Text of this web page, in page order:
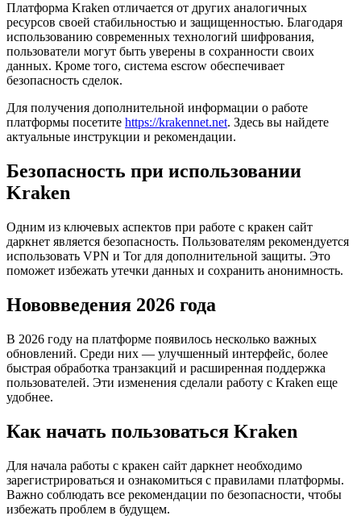
Платформа Kraken отличается от других аналогичных
ресурсов своей стабильностью и защищенностью. Благодаря
использованию современных технологий шифрования,
пользователи могут быть уверены в сохранности своих
данных. Кроме того, система escrow обеспечивает
безопасность сделок.
Для получения дополнительной информации о работе
платформы посетите https://krakennet.net. Здесь вы найдете
актуальные инструкции и рекомендации.
Безопасность при использовании
Kraken
Одним из ключевых аспектов при работе с кракен сайт
даркнет является безопасность. Пользователям рекомендуется
использовать VPN и Tor для дополнительной защиты. Это
поможет избежать утечки данных и сохранить анонимность.
Нововведения 2026 года
В 2026 году на платформе появилось несколько важных
обновлений. Среди них — улучшенный интерфейс, более
быстрая обработка транзакций и расширенная поддержка
пользователей. Эти изменения сделали работу с Kraken еще
удобнее.
Как начать пользоваться Kraken
Для начала работы с кракен сайт даркнет необходимо
зарегистрироваться и ознакомиться с правилами платформы.
Важно соблюдать все рекомендации по безопасности, чтобы
избежать проблем в будущем.